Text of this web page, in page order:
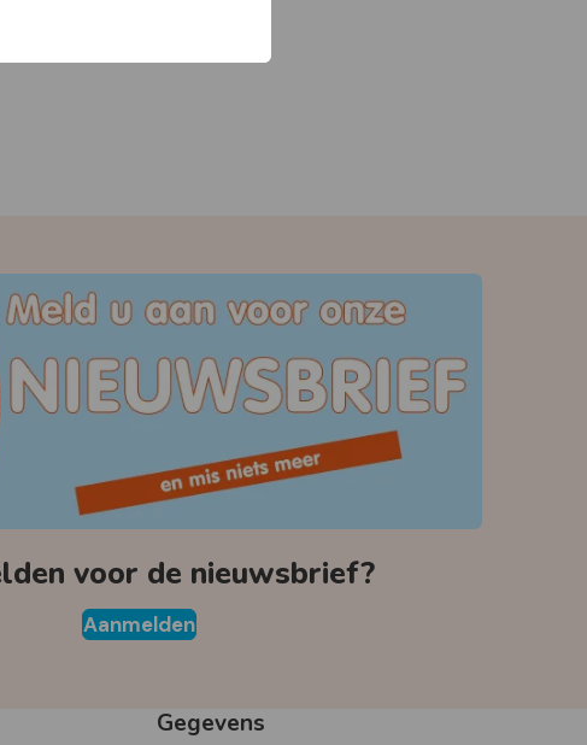
voor de nieuwsbrief?
Aanmelden
Gegevens